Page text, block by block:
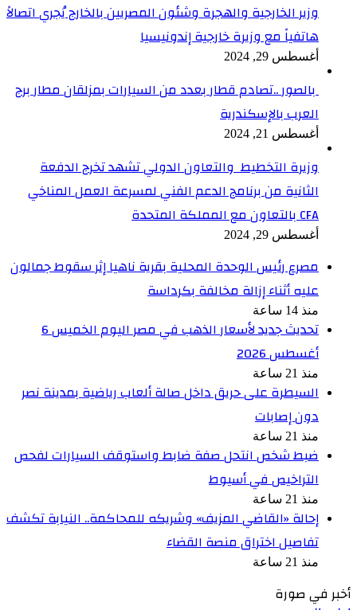
وزير الخارجية والهجرة وشئون المصريين بالخارج يُجري اتصالاً
هاتفياً مع وزيرة خارجية إندونيسيا
أغسطس 29, 2024
بالصور ..تصادم قطار بعدد من السيارات بمزلقان مطار برج
العرب بالإسكندرية
أغسطس 21, 2024
وزيرة التخطيط والتعاون الدولي تشهد تخرج الدفعة
الثانية من برنامج الدعم الفني لمسرعة العمل المناخي
CFA بالتعاون مع المملكة المتحدة
أغسطس 29, 2024
مصرع رئيس الوحدة المحلية بقرية ناهيا إثر سقوط جمالون
عليه أثناء إزالة مخالفة بكرداسة
منذ 14 ساعة
تحديث جديد لأسعار الذهب في مصر اليوم الخميس 6
أغسطس 2026
منذ 21 ساعة
السيطرة على حريق داخل صالة ألعاب رياضية بمدينة نصر
دون إصابات
منذ 21 ساعة
ضبط شخص انتحل صفة ضابط واستوقف السيارات لفحص
التراخيص في أسيوط
منذ 21 ساعة
إحالة «القاضي المزيف» وشريكه للمحاكمة.. النيابة تكشف
تفاصيل اختراق منصة القضاء
منذ 21 ساعة
أخبر في صورة